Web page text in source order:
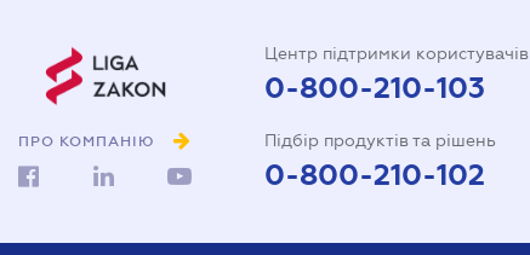
ПРО КОМПАНІЮ
Центр підтримки користувачів
0-800-210-103
Підбір продуктів та рішень
0-800-210-102